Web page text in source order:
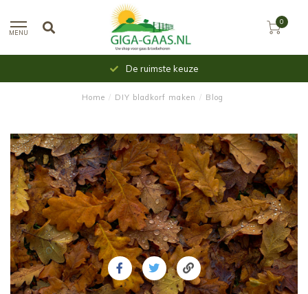
MENU
0
Uit voorraad leverbaar
Home / DIY bladkorf maken / Blog